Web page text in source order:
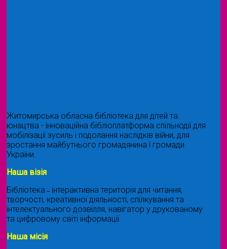
Житомирська обласна бібліотека для дітей та
юнацтва - інноваційна бібліоплатформа спільнодії для
мобілізації зусиль і подолання наслідків війни, для
зростання майбутнього громадянина і громади
України.
Наша візія
Бібліотека ˗ інтерактивна територія для читання,
творчості, креативної діяльності, спілкування та
інтелектуального дозвілля, навігатор у друкованому
та цифровому світі інформації.
Наша місія